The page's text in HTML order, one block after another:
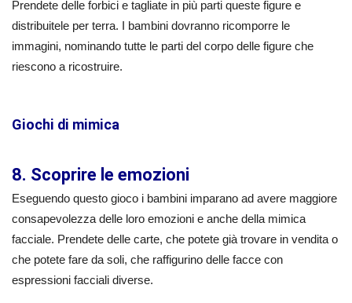
Prendete delle forbici e tagliate in più parti queste figure e
distribuitele per terra. I bambini dovranno ricomporre le
immagini, nominando tutte le parti del corpo delle figure che
riescono a ricostruire.
Giochi di mimica
8. Scoprire le emozioni
Eseguendo questo gioco i bambini imparano ad avere maggiore
consapevolezza delle loro emozioni e anche della mimica
facciale. Prendete delle carte, che potete già trovare in vendita o
che potete fare da soli, che raffigurino delle facce con
espressioni facciali diverse.